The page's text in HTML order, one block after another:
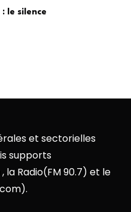
le silence
et sectorielles
supports
la Radio(FM 90.7) et le